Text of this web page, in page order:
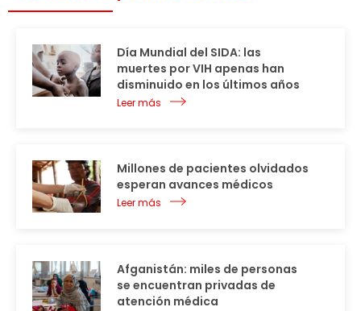
Día Mundial del SIDA: las
muertes por VIH apenas han
disminuido en los últimos años
Leer más
Millones de pacientes olvidados
esperan avances médicos
Leer más
Afganistán: miles de personas
se encuentran privadas de
atención médica